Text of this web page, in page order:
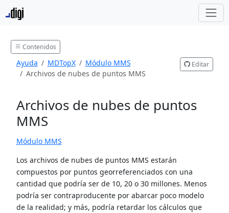
Contenidos
Ayuda MDTopX
Módulo MMS
Archivos de nubes de puntos MMS
Editar
Archivos de nubes de puntos
MMS
Módulo MMS
Los archivos de nubes de puntos MMS estarán
compuestos por puntos georreferenciados con una
cantidad que podría ser de 10, 20 o 30 millones. Menos
podría ser contraproducente por abarcar poco modelo
de la realidad; y más, podría retardar los cálculos que